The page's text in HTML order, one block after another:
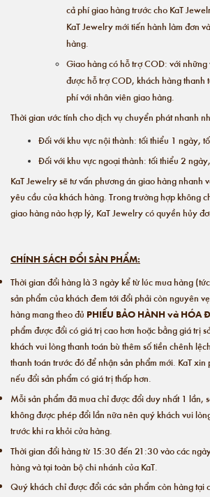
cả phí giao hàng trước cho KaT
KaT Jewelry mới tiến hành làm đơn
hàng.
Giao hàng có hỗ trợ COD: với những
được hỗ trợ COD, khách hàng thanh
phí với nhân viên giao hàng.
Thời gian ước tính cho dịch vụ chuyển phát nhanh
Đối với khu vực nội thành: tối thiểu 1 ngày,
Đối với khu vực ngoại thành: tối thiểu 2
KaT Jewelry sẽ tư vấn phương án giao hàng nhanh
yêu cầu của khách hàng. Trong trường hợp không
giao hàng nào hợp lý, KaT Jewelry có quyền hủy
CHÍNH SÁCH ĐỔI SẢN PHẨM:
Thời gian đổi hàng là 3 ngày kể từ lúc mua hàng
sản phẩm của khách đem tới đổi phải còn nguyên
hàng mang theo đủ PHIẾU BẢO HÀNH và HÓA
phẩm được đổi có giá trị cao hơn hoặc bằng giá trị
khách vui lòng thanh toán bù thêm số tiền chênh
thanh toán trước đó để nhận sản phẩm mới. KaT
nếu đổi sản phẩm có giá trị thấp hơn.
Mỗi sản phẩm đã mua chỉ được đổi duy nhất 1 lần,
không được phép đổi lần nữa nên quý khách vui
trước khi ra khỏi cửa hàng.
Thời gian đổi hàng từ 15:30 đến 21:30 vào các
hàng và tại toàn bộ chi nhánh của KaT.
Quý khách chỉ được đổi các sản phẩm còn hàng tại